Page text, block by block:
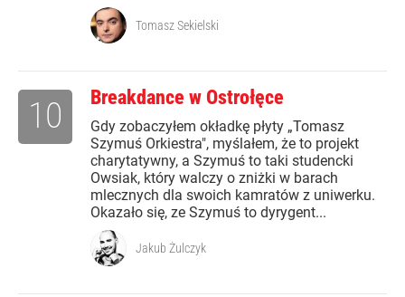
Tomasz Sekielski
Breakdance w Ostrołęce
Gdy zobaczyłem okładkę płyty „Tomasz
Szymuś Orkiestra", myślałem, że to projekt
charytatywny, a Szymuś to taki studencki
Owsiak, który walczy o zniżki w barach
mlecznych dla swoich kamratów z uniwerku.
Okazało się, ze Szymuś to dyrygent...
10
Jakub Żulczyk